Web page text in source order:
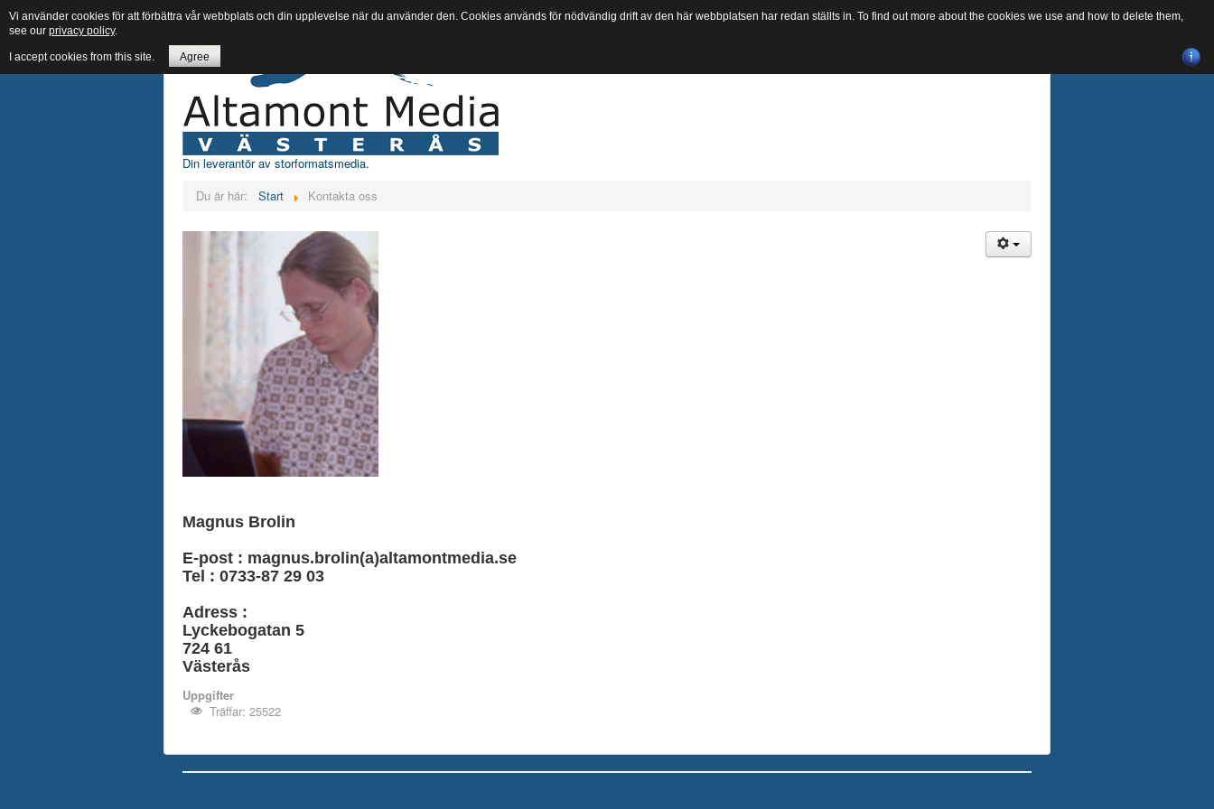
Din leverantör av storformatsmedia.
Du är här:
Start Kontakta oss
Magnus Brolin
E-post : magnus.brolin(a)altamontmedia.se
Tel : 0733-87 29 03
Adress :
Lyckebogatan 5
724 61
Västerås
Uppgifter
Träffar: 25522
Vi använder cookies för att förbättra vår webbplats och din upplevelse när du använder den. Cookies används för nödvändig drift av den här webbplatsen har redan ställts in. To find out more about the cookies we use and how to delete them,
see our privacy policy.
I accept cookies from this site. Agree